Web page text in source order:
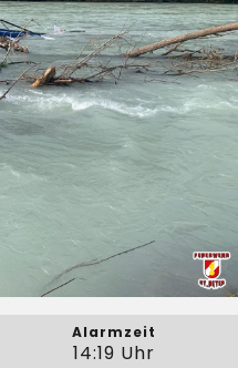
Alarmzeit
14:19 Uhr